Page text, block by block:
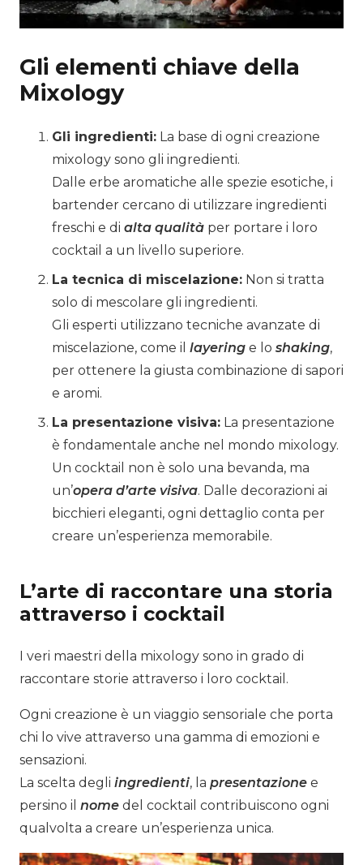
Gli elementi chiave della
Mixology
Gli ingredienti: La base di ogni creazione
mixology sono gli ingredienti.
Dalle erbe aromatiche alle spezie esotiche, i
bartender cercano di utilizzare ingredienti
freschi e di alta qualità per portare i loro
cocktail a un livello superiore.
La tecnica di miscelazione: Non si tratta
solo di mescolare gli ingredienti.
Gli esperti utilizzano tecniche avanzate di
miscelazione, come il layering e lo shaking,
per ottenere la giusta combinazione di sapori
e aromi.
La presentazione visiva: La presentazione
è fondamentale anche nel mondo mixology.
Un cocktail non è solo una bevanda, ma
un’opera d’arte visiva. Dalle decorazioni ai
bicchieri eleganti, ogni dettaglio conta per
creare un’esperienza memorabile.
L’arte di raccontare una storia
attraverso i cocktail
I veri maestri della mixology sono in grado di
raccontare storie attraverso i loro cocktail.
Ogni creazione è un viaggio sensoriale che porta
chi lo vive attraverso una gamma di emozioni e
sensazioni.
La scelta degli ingredienti, la presentazione e
persino il nome del cocktail contribuiscono ogni
qualvolta a creare un’esperienza unica.